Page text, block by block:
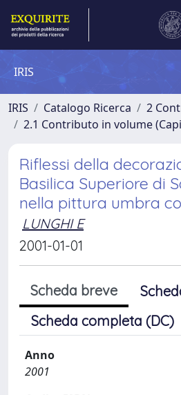
IRIS
IRIS Catalogo Ricerca
2
2.1 Contributo in volume
Riflessi della
Basilica Superiore di
nella pittura umbra
LUNGHI E
2001-01-01
Scheda breve
Scheda completa (DC)
Anno
2001